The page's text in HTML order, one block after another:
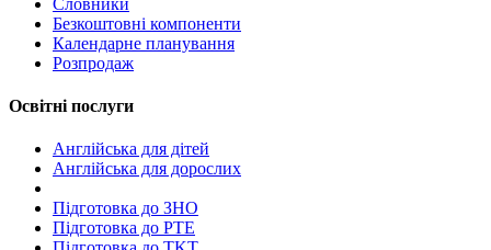
Безкоштовні компоненти
Календарне планування
Розпродаж
Освітні послуги
Англійська для дітей
Англійська для дорослих
Пiдготовка до ЗНО
Підготовка до PTE